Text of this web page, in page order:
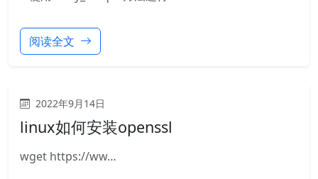
阅读全文
2022年9月14日
linux如何安装openssl
wget https://ww…